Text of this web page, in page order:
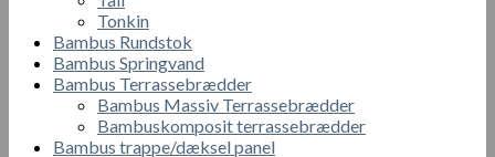
Tonkin
Bambus Rundstok
Bambus Springvand
Bambus Terrassebrædder
Bambus Massiv Terrassebrædder
Bambuskomposit terrassebrædder
Bambus trappe/dæksel panel